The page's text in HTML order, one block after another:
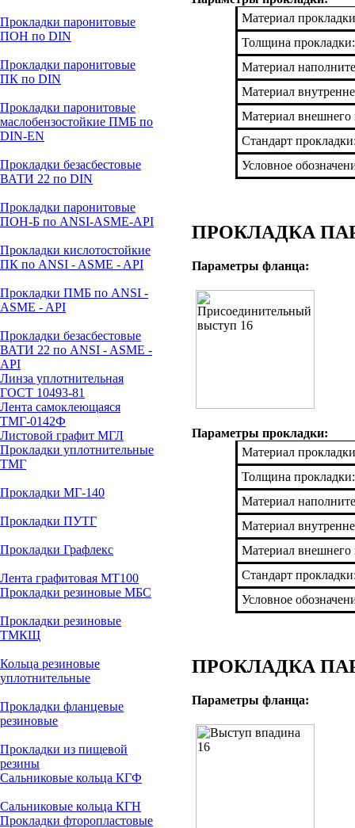
Прокладки паронитовые
ПОН по DIN
Прокладки паронитовые
ПК по DIN
Прокладки паронитовые
маслобензостойкие ПМБ по
DIN-EN
Прокладки безасбестовые
ВАТИ 22 по DIN
Прокладки паронитовые
ПОН-Б по ANSI-ASME-API
Прокладки кислотостойкие
ПК по ANSI - ASME - API
Прокладки ПМБ по ANSI -
ASME - API
Прокладки безасбестовые
ВАТИ 22 по ANSI - ASME -
API
Линза уплотнительная
ГОСТ 10493-81
Лента самоклеющаяся
ТМГ-0142Ф
Листовой графит МГЛ
Прокладки уплотнительные
ТМГ
Прокладки МГ-140
Прокладки ПУТГ
Прокладки Графлекс
Лента графитовая МТ100
Прокладки резиновые МБС
Прокладки резиновые
ТМКЩ
Кольца резиновые
уплотнительные
Прокладки фланцевые
резиновые
Прокладки из пищевой
резины
Сальниковые кольца КГФ
Сальниковые кольца КГН
Прокладки фторопластовые
Материал
Толщина прокладки:
Материал
Материал
Материал внешнего
Стандарт
Условное
ПРОКЛАДКА
Параметры фланца:
Параметры прокладки:
Материал
Толщина прокладки:
Материал
Материал
Материал внешнего
Стандарт
Условное
ПРОКЛАДКА
Параметры фланца: